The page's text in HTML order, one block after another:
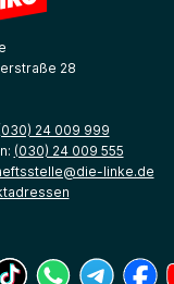
28
24 009 999
(030) 24 009 555
linke.de
ein neues Fenster)
öffnet ein neues
(Link öffnet ein
(Link öffnet ein
(Link